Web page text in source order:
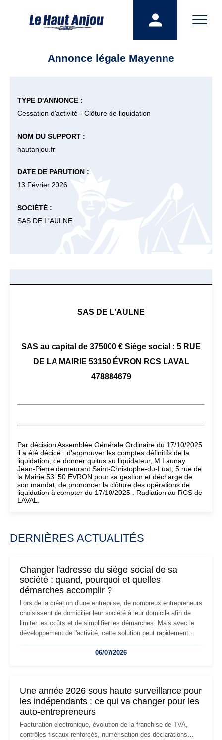
Annonce légale Mayenne
TYPE D'ANNONCE :
Cessation d'activité - Clôture de liquidation
NOM DU SUPPORT :
hautanjou.fr
DATE DE PARUTION :
13 Février 2026
SOCIÉTÉ :
SAS DE L'AULNE
SAS DE L'AULNE
SAS au capital de 375000 € Siège social : 5 RUE
DE LA MAIRIE 53150 ÉVRON RCS LAVAL
478884679
Par décision Assemblée Générale Ordinaire du 17/10/2025
il a été décidé : d'approuver les comptes définitifs de la
liquidation; de donner quitus au liquidateur, M Launay
Jean-Pierre demeurant Saint-Christophe-du-Luat, 5 rue de
la Mairie 53150 ÉVRON pour sa gestion et décharge de
son mandat; de prononcer la clôture des opérations de
liquidation à compter du 17/10/2025 . Radiation au RCS de
LAVAL.
DERNIÈRES ACTUALITÉS
Changer l'adresse du siège social de sa
société : quand, pourquoi et quelles
démarches accomplir ?
Lors de la création d'une entreprise, de nombreux entrepreneurs
choisissent de domicilier leur société à leur domicile afin de
limiter les coûts et de simplifier les démarches. Mais avec le
développement de l'activité, cette solution peut rapidement
professionnels, recrutement, image de marque… Le
06/07/2026
Une année 2026 sous haute surveillance pour
les indépendants : ce qui va changer pour les
auto-entrepreneurs
Facturation électronique, évolution de la franchise de TVA,
contrôles fiscaux renforcés, numérisation des déclarations…